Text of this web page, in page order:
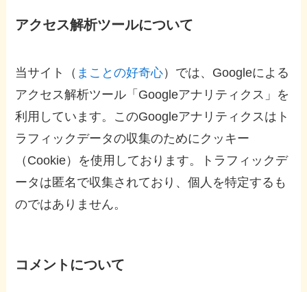
アクセス解析ツールについて
当サイト（ まことの好奇心）では、Googleによる
アクセス解析ツール「Googleアナリティクス」を
利用しています。このGoogleアナリティクスはト
ラフィックデータの収集のためにクッキー
（Cookie）を使用しております。トラフィックデ
ータは匿名で収集されており、個人を特定するも
のではありません。
コメントについて